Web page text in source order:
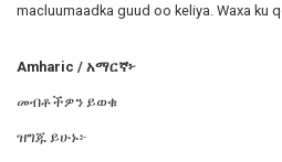
macluumaadka guud oo keliya. Waxa ku
Amharic / አማርኛ፦
መብቶችዎን ይወቁ
ዝግጁ ይሁኑ፦